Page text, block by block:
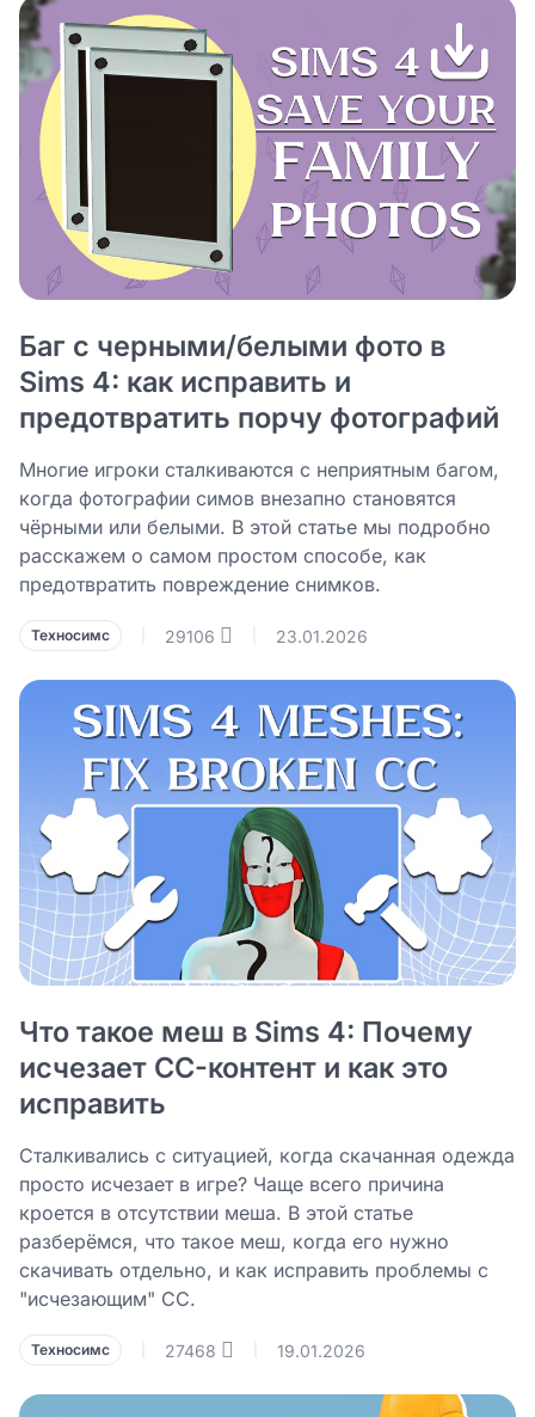
Баг с черными/белыми фото в
Sims 4: как исправить и
предотвратить порчу фотографий
Многие игроки сталкиваются с неприятным багом,
когда фотографии симов внезапно становятся
чёрными или белыми. В этой статье мы подробно
расскажем о самом простом способе, как
предотвратить повреждение снимков.
Техносимс 29106 23.01.2026
Что такое меш в Sims 4: Почему
исчезает CC-контент и как это
исправить
Сталкивались с ситуацией, когда скачанная одежда
просто исчезает в игре? Чаще всего причина
кроется в отсутствии меша. В этой статье
разберёмся, что такое меш, когда его нужно
скачивать отдельно, и как исправить проблемы с
"исчезающим" CC.
Техносимс 27468 19.01.2026